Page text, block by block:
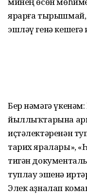
ярарға
эшләү генә кешегә
Бер нәмәгә
йыллыҡтарына
иҫтәлектәренән
тарих яралары»,
тигән
туплау эшенә
Элек аҙналап